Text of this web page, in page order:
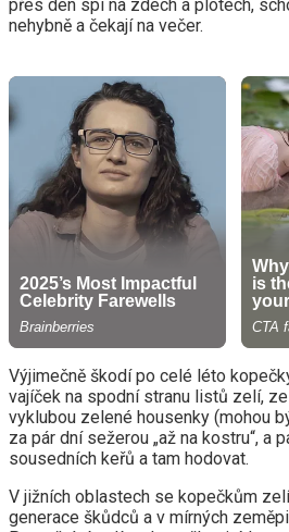
přes den spí na zdech a plotech,
nehybně a čekají na večer.
Výjimečně škodí po celé léto
vajíček na spodní stranu listů zelí,
vyklubou zelené housenky (mohou
za pár dní sežerou „až na kostru“, a
sousedních keřů a tam hodovat.
V jižních oblastech se kopečkům
generace škůdců a v mírných